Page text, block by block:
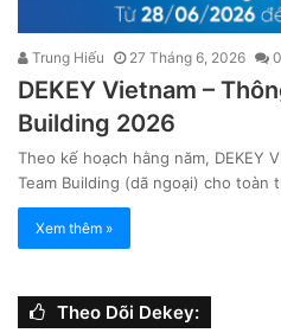
Trung Hiếu 27 Tháng 6, 2026 0
DEKEY Vietnam –
Building 2026
Theo kế hoạch hằng năm, DEKEY
Team Building (dã ngoại) cho toàn
Xem thêm »
Theo Dõi Dekey: